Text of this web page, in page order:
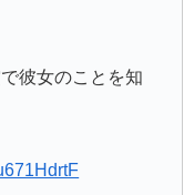
彼女のことを知